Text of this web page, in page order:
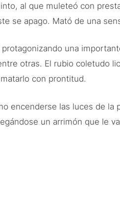
al que muleteó con
se apago. Mató de una
una
otras. El rubio
con prontitud.
encenderse las luces de
un arrimón que le